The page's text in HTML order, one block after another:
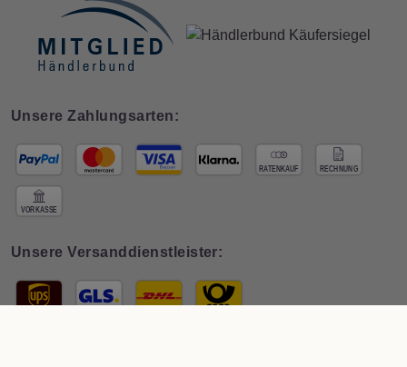
Unsere Zahlungsarten:
Unsere Versanddienstleister: